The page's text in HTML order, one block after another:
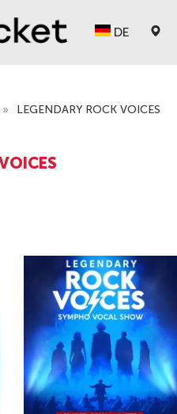
DE
» LEGENDARY ROCK VOICES